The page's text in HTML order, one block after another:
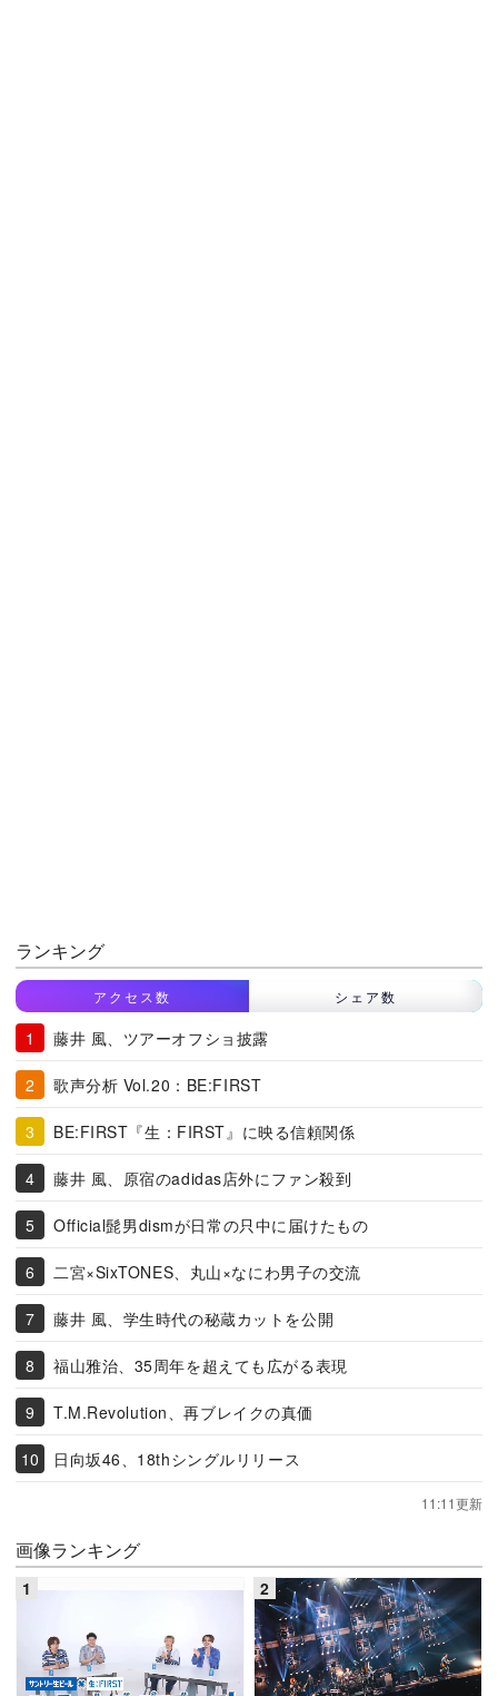
ランキング
アクセス数 シェア数
藤井 風、ツアーオフショ披露
歌声分析 Vol.20：BE:FIRST
BE:FIRST『生：FIRST』に映る信頼関係
藤井 風、原宿のadidas店外にファン殺到
Official髭男dismが日常の只中に届けたもの
二宮×SixTONES、丸山×なにわ男子の交流
藤井 風、学生時代の秘蔵カットを公開
福山雅治、35周年を超えても広がる表現
T.M.Revolution、再ブレイクの真価
日向坂46、18thシングルリリース
11:11更新
画像ランキング